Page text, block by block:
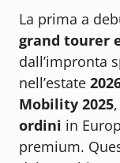
La prima a
grand tourer
dall’impronta
nell’estate
Mobility 2025
ordini in
premium.